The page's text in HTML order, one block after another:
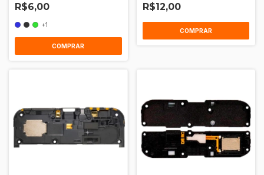
R$6,00
+1
COMPRAR
R$12,00